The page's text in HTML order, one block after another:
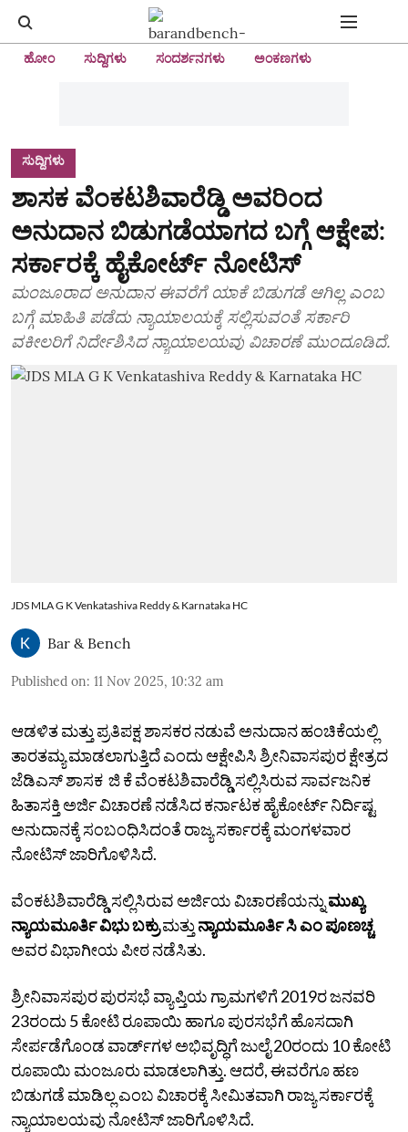
ಹೋಂ ಸುದ್ದಿಗಳು ಸಂದರ್ಶನಗಳು ಅಂಕಣಗಳು
ಸುದ್ದಿಗಳು
ಶಾಸಕ ವೆಂಕಟಶಿವಾರೆಡ್ಡಿ ಅವರಿಂದ
ಅನುದಾನ ಬಿಡುಗಡೆಯಾಗದ ಬಗ್ಗೆ ಆಕ್ಷೇಪ:
ಸರ್ಕಾರಕ್ಕೆ ಹೈಕೋರ್ಟ್‌ ನೋಟಿಸ್‌
ಮಂಜೂರಾದ ಅನುದಾನ ಈವರೆಗೆ ಯಾಕೆ ಬಿಡುಗಡೆ ಆಗಿಲ್ಲ ಎಂಬ
ಬಗ್ಗೆ ಮಾಹಿತಿ ಪಡೆದು ನ್ಯಾಯಾಲಯಕ್ಕೆ ಸಲ್ಲಿಸುವಂತೆ ಸರ್ಕಾರಿ
ವಕೀಲರಿಗೆ ನಿರ್ದೇಶಿಸಿದ ನ್ಯಾಯಾಲಯವು ವಿಚಾರಣೆ ಮುಂದೂಡಿದೆ.
JDS MLA G K Venkatashiva Reddy & Karnataka HC
Bar & Bench
Published on: 11 Nov 2025, 10:32 am
ಆಡಳಿತ ಮತ್ತು ಪ್ರತಿಪಕ್ಷ ಶಾಸಕರ ನಡುವೆ ಅನುದಾನ ಹಂಚಿಕೆಯಲ್ಲಿ
ತಾರತಮ್ಯ ಮಾಡಲಾಗುತ್ತಿದೆ ಎಂದು ಆಕ್ಷೇಪಿಸಿ ಶ್ರೀನಿವಾಸಪುರ ಕ್ಷೇತ್ರದ
ಜೆಡಿಎಸ್‌ ಶಾಸಕ ಜಿ ಕೆ ವೆಂಕಟಶಿವಾರೆಡ್ಡಿ ಸಲ್ಲಿಸಿರುವ ಸಾರ್ವಜನಿಕ
ಹಿತಾಸಕ್ತಿ ಅರ್ಜಿ ವಿಚಾರಣೆ ನಡೆಸಿದ ಕರ್ನಾಟಕ ಹೈಕೋರ್ಟ್‌ ನಿರ್ದಿಷ್ಟ
ಅನುದಾನಕ್ಕೆ ಸಂಬಂಧಿಸಿದಂತೆ ರಾಜ್ಯ ಸರ್ಕಾರಕ್ಕೆ ಮಂಗಳವಾರ
ನೋಟಿಸ್‌ ಜಾರಿಗೊಳಿಸಿದೆ.
ವೆಂಕಟಶಿವಾರೆಡ್ಡಿ ಸಲ್ಲಿಸಿರುವ ಅರ್ಜಿಯ ವಿಚಾರಣೆಯನ್ನುಮುಖ್ಯ
ನ್ಯಾಯಮೂರ್ತಿ ವಿಭು ಬಕ್ರುಮತ್ತು ನ್ಯಾಯಮೂರ್ತಿ ಸಿ ಎಂ ಪೂಣಚ್ಚ
ಅವರ ವಿಭಾಗೀಯ ಪೀಠ ನಡೆಸಿತು.
ಶ್ರೀನಿವಾಸಪುರ ಪುರಸಭೆ ವ್ಯಾಪ್ತಿಯ ಗ್ರಾಮಗಳಿಗೆ 2019ರ ಜನವರಿ
23ರಂದು 5 ಕೋಟಿ ರೂಪಾಯಿ ಹಾಗೂ ಪುರಸಭೆಗೆ ಹೊಸದಾಗಿ
ಸೇರ್ಪಡೆಗೊಂಡ ವಾರ್ಡ್‌ಗಳ ಅಭಿವೃದ್ಧಿಗೆ ಜುಲೈ 20ರಂದು 10 ಕೋಟಿ
ರೂಪಾಯಿ ಮಂಜೂರು ಮಾಡಲಾಗಿತ್ತು. ಆದರೆ, ಈವರೆಗೂ ಹಣ
ಬಿಡುಗಡೆ ಮಾಡಿಲ್ಲ ಎಂಬ ವಿಚಾರಕ್ಕೆ ಸೀಮಿತವಾಗಿ ರಾಜ್ಯ ಸರ್ಕಾರಕ್ಕೆ
ನ್ಯಾಯಾಲಯವು ನೋಟಿಸ್‌ ಜಾರಿಗೊಳಿಸಿದೆ.